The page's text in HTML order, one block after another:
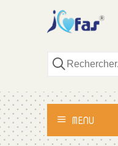
MENU